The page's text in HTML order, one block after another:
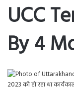
UCC
By 4